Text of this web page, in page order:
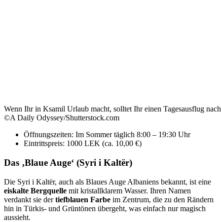
Wenn Ihr in Ksamil Urlaub macht, solltet Ihr einen Tagesausflug
©A Daily Odyssey/Shutterstock.com
Öffnungszeiten: Im Sommer täglich 8:00 – 19:30 Uhr
Eintrittspreis: 1000 LEK (ca. 10,00 €)
Das ‚Blaue Auge‘ (Syri i Kaltër)
Die Syri i Kaltër, auch als Blaues Auge Albaniens bekannt, ist eine
eiskalte Bergquelle mit kristallklarem Wasser. Ihren Namen
verdankt sie dertiefblauen Farbe im Zentrum, die zu den Rändern
hin in Türkis- und Grüntönen übergeht, was einfach nur magisch
aussieht.